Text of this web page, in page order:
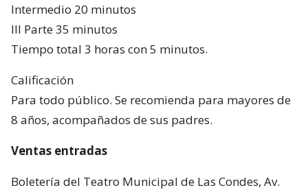
Intermedio 20 minutos
III Parte 35 minutos
Tiempo total 3 horas con 5 minutos.
Calificación
Para todo público. Se recomienda para mayores de
8 años, acompañados de sus padres.
Ventas entradas
Boletería del Teatro Municipal de Las Condes, Av.